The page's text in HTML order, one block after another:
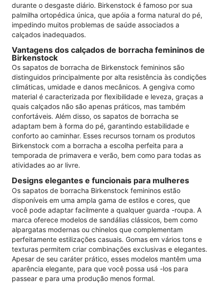
durante o desgaste diário. Birkenstock é famoso por sua
palmilha ortopédica única, que apóia a forma natural do pé,
impedindo muitos problemas de saúde associados a
calçados inadequados.
Vantagens dos calçados de borracha femininos de
Birkenstock
Os sapatos de borracha de Birkenstock femininos são
distinguidos principalmente por alta resistência às condições
climáticas, umidade e danos mecânicos. A gengiva como
material é caracterizada por flexibilidade e leveza, graças a
quais calçados não são apenas práticos, mas também
confortáveis. Além disso, os sapatos de borracha se
adaptam bem à forma do pé, garantindo estabilidade e
conforto ao caminhar. Esses recursos tornam os produtos
Birkenstock com a borracha a escolha perfeita para a
temporada de primavera e verão, bem como para todas as
atividades ao ar livre.
Designs elegantes e funcionais para mulheres
Os sapatos de borracha Birkenstock femininos estão
disponíveis em uma ampla gama de estilos e cores, que
você pode adaptar facilmente a qualquer guarda -roupa. A
marca oferece modelos de sandálias clássicos, bem como
alpargatas modernas ou chinelos que complementam
perfeitamente estilizações casuais. Gomas em vários tons e
texturas permitem criar combinações exclusivas e elegantes.
Apesar de seu caráter prático, esses modelos mantêm uma
aparência elegante, para que você possa usá -los para
passear e para uma produção menos formal.